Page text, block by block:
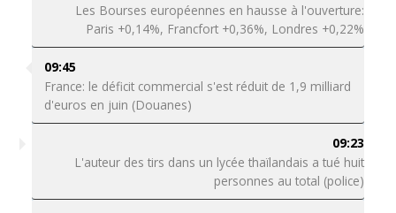
Les Bourses européennes en hausse à l'ouverture:
Paris +0,14%, Francfort +0,36%, Londres +0,22%
09:45
France: le déficit commercial s'est réduit de 1,9 milliard
d'euros en juin (Douanes)
09:23
L'auteur des tirs dans un lycée thaïlandais a tué huit
personnes au total (police)